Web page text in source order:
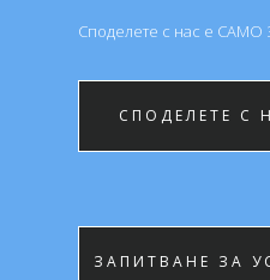
Споделете с нас е
СПОДЕЛЕТЕ С
ЗАПИТВАНЕ ЗА